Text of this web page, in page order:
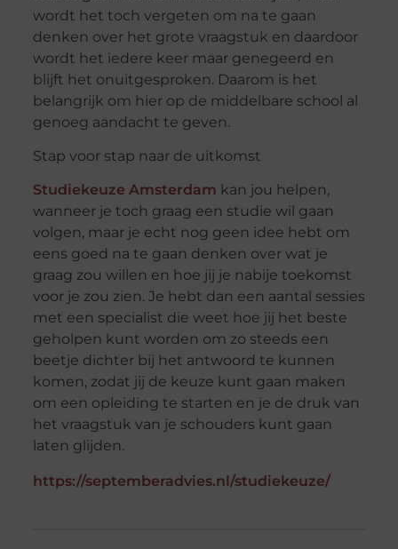
wordt het toch vergeten om na te gaan
denken over het grote vraagstuk en daardoor
wordt het iedere keer maar genegeerd en
blijft het onuitgesproken. Daarom is het
belangrijk om hier op de middelbare school al
genoeg aandacht te geven.
Stap voor stap naar de uitkomst
Studiekeuze Amsterdam kan jou helpen,
wanneer je toch graag een studie wil gaan
volgen, maar je echt nog geen idee hebt om
eens goed na te gaan denken over wat je
graag zou willen en hoe jij je nabije toekomst
voor je zou zien. Je hebt dan een aantal sessies
met een specialist die weet hoe jij het beste
geholpen kunt worden om zo steeds een
beetje dichter bij het antwoord te kunnen
komen, zodat jij de keuze kunt gaan maken
om een opleiding te starten en je de druk van
het vraagstuk van je schouders kunt gaan
laten glijden.
https://septemberadvies.nl/studiekeuze/